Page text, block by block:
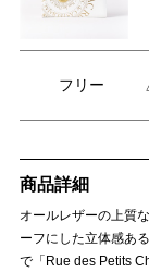
フリー
商品詳細
オールレザーの上質
ーフにした立体感あ
で「Rue des Petits